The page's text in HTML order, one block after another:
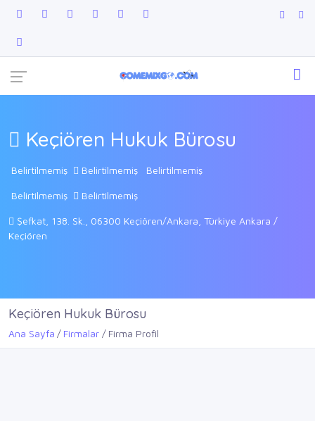
Keçiören Hukuk Bürosu
Belirtilmemiş Belirtilmemiş Belirtilmemiş
Belirtilmemiş Belirtilmemiş
Şefkat, 138. Sk., 06300 Keçiören/Ankara, Türkiye Ankara /
Keçiören
Keçiören Hukuk Bürosu
Ana Sayfa Firmalar Firma Profil